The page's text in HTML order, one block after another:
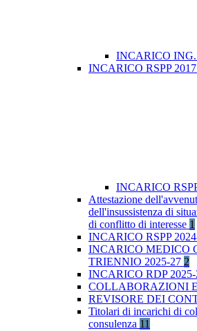
INCARICO
INCARICO RSPP
INCARICO
Attestazione
dell'insussistenza di
di conflitto di interesse 1
INCARICO RSPP
INCARICO MEDICO
TRIENNIO 2025-27 2
INCARICO RDP 2025-
COLLABORAZIONI
REVISORE DEI
Titolari di incarichi di
consulenza 11